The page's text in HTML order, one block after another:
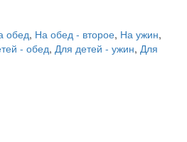
обед, На обед - второе, На ужин,
- обед, Для детей - ужин, Для